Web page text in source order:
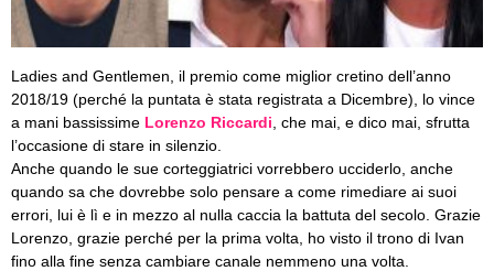
Ladies and Gentlemen, il premio come miglior cretino dell’anno
2018/19 (perché la puntata è stata registrata a Dicembre), lo vince
a mani bassissime Lorenzo Riccardi , che mai, e dico mai, sfrutta
l’occasione di stare in silenzio.
Anche quando le sue corteggiatrici vorrebbero ucciderlo, anche
quando sa che dovrebbe solo pensare a come rimediare ai suoi
errori, lui è lì e in mezzo al nulla caccia la battuta del secolo. Grazie
Lorenzo, grazie perché per la prima volta, ho visto il trono di Ivan
fino alla fine senza cambiare canale nemmeno una volta.